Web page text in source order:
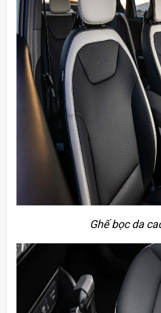
Ghế bọc da